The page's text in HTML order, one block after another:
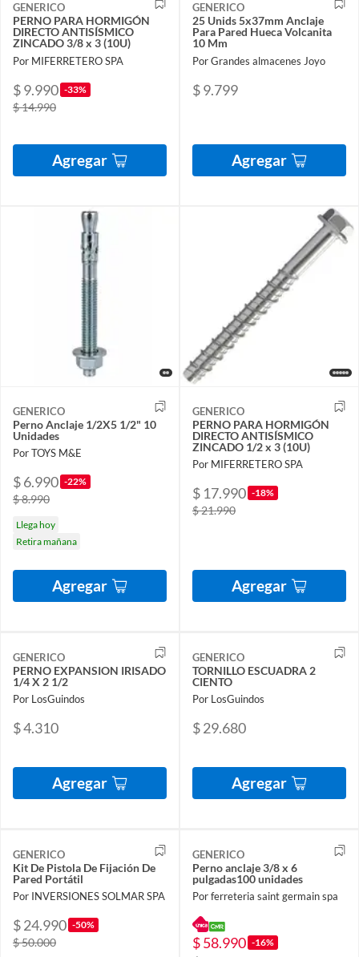
GENERICO
PERNO PARA HORMIGÓN
DIRECTO ANTISÍSMICO
ZINCADO 3/8 x 3 (10U)
Por MIFERRETERO SPA
$ 9.990 -33%
$ 14.990
Agregar
GENERICO
25 Unids 5x37mm Anclaje
Para Pared Hueca Volcanita
10 Mm
Por Grandes almacenes Joyo
$ 9.799
Agregar
GENERICO
Perno Anclaje 1/2X5 1/2" 10
Unidades
Por TOYS M&E
$ 6.990 -22%
$ 8.990
Llega hoy
Retira mañana
Agregar
GENERICO
PERNO PARA HORMIGÓN
DIRECTO ANTISÍSMICO
ZINCADO 1/2 x 3 (10U)
Por MIFERRETERO SPA
$ 17.990 -18%
$ 21.990
Agregar
GENERICO
PERNO EXPANSION IRISADO
1/4 X 2 1/2
Por LosGuindos
$ 4.310
Agregar
GENERICO
TORNILLO ESCUADRA 2
CIENTO
Por LosGuindos
$ 29.680
Agregar
GENERICO
Kit De Pistola De Fijación De
Pared Portátil
Por INVERSIONES SOLMAR SPA
$ 24.990 -50%
$ 50.000
GENERICO
Perno anclaje 3/8 x 6
pulgadas100 unidades
Por ferreteria saint germain spa
$ 58.990 -16%